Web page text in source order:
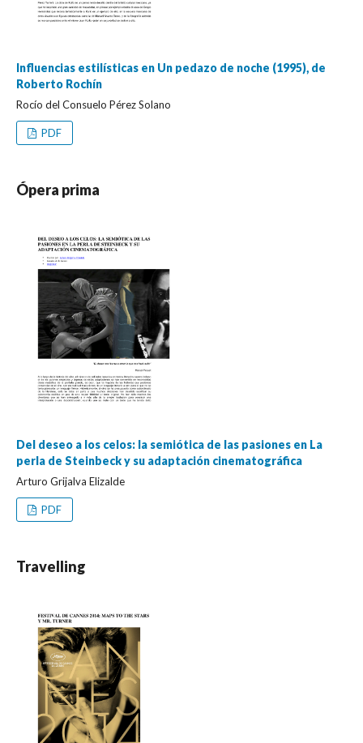
Influencias estilísticas en Un pedazo de noche (1995), de
Roberto Rochín
Rocío del Consuelo Pérez Solano
PDF
Ópera prima
Del deseo a los celos: la semiótica de las pasiones en La
perla de Steinbeck y su adaptación cinematográfica
Arturo Grijalva Elizalde
PDF
Travelling